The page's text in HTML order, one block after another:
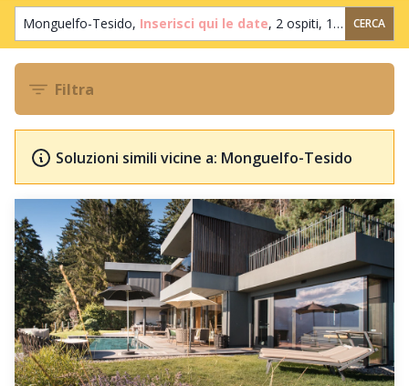
Monguelfo-Tesido, Inserisci qui le date, 2 ospiti, 1 camera CERCA
Filtra
Soluzioni simili vicine a: Monguelfo-Tesido